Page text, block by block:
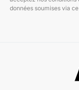
données soumises via